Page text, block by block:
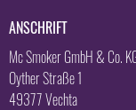
ANSCHRIFT
Mc Smoker GmbH & Co.
Oyther Straße 1
49377 Vechta